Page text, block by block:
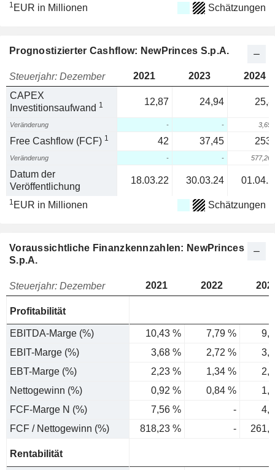
1 EUR in Millionen Schätzungen
Prognostizierter Cashflow: NewPrinces S.p.A.
Steuerjahr: Dezember 2021 2023
2024
CAPEX
Investitionsaufwand 1 12,87 24,94
Veränderung - - 3,65
Free Cashflow (FCF) 1 42 37,45
Veränderung - - 577,26
Datum der
Veröffentlichung
18.03.22 30.03.24
1 EUR in Millionen Schätzungen
Voraussichtliche Finanzkennzahlen: NewPrinces
S.p.A.
Steuerjahr: Dezember 2021 2022
Profitabilität
EBITDA-Marge (%) 10,43 % 7,79 %
EBIT-Marge (%)
3,68 % 2,72 %
EBT-Marge (%)
2,23 % 1,34 %
Nettogewinn (%)
0,92 % 0,84 %
FCF-Marge N (%)
7,56 % -
FCF / Nettogewinn (%)
818,23 % -
Rentabilität